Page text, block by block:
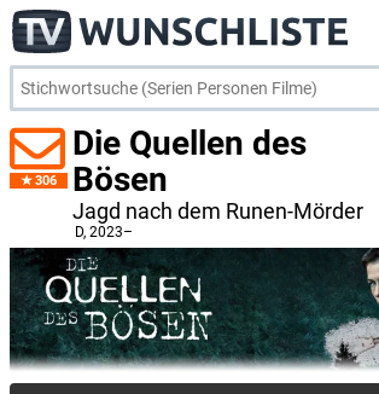
306
Die Quellen des
Bösen
Jagd nach dem Runen-Mörder
D, 2023–